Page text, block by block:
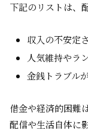
下記のリストは、
収入の不安定
人気維持やラ
金銭トラブル
借金や経済的困難
配信や生活自体に